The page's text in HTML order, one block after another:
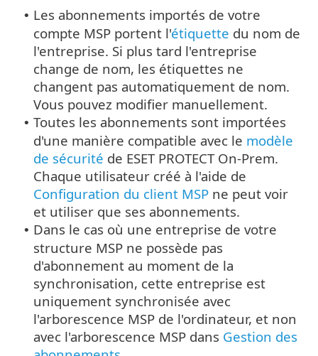
• Les abonnements importés de votre
compte MSP portent l'étiquette du nom de
l'entreprise. Si plus tard l'entreprise
change de nom, les étiquettes ne
changent pas automatiquement de nom.
Vous pouvez modifier manuellement.
• Toutes les abonnements sont importées
d'une manière compatible avec le modèle
de sécurité de ESET PROTECT On-Prem.
Chaque utilisateur créé à l'aide de
Configuration du client MSP ne peut voir
et utiliser que ses abonnements.
• Dans le cas où une entreprise de votre
structure MSP ne possède pas
d'abonnement au moment de la
synchronisation, cette entreprise est
uniquement synchronisée avec
l'arborescence MSP de l'ordinateur, et non
avec l'arborescence MSP dans Gestion des